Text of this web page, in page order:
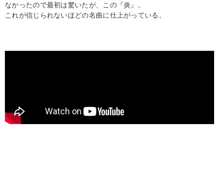
なかったので最初は驚いたが、この『炎』。
これが信じられないほどの名曲に仕上がっている。